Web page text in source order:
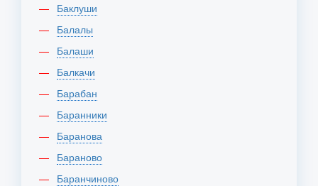
Баклуши
Балалы
Балаши
Балкачи
Барабан
Баранники
Баранова
Бараново
Баранчиново